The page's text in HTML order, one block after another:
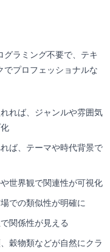
グラミング不要で、テキ
でプロフェッショナルな
れば、ジャンルや雰囲気
ば、テーマや時代背景で
世界観で関連性が可視化
での類似性が明確に
関係性が見える
穀物類などが自然にクラ